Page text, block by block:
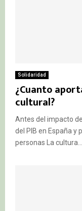
Solidaridad
¿Cuanto
cultural?
Antes del impacto
del PIB en España y
personas La cultura...